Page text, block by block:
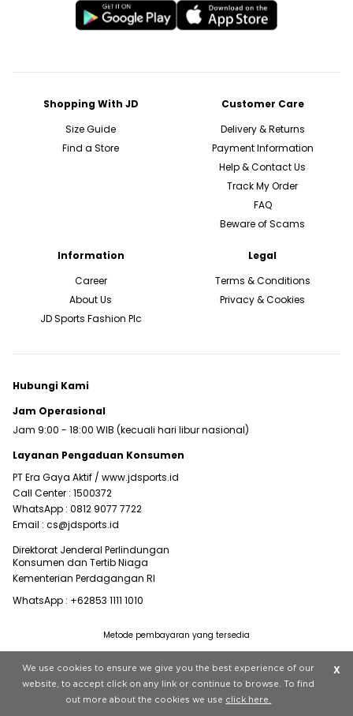
Shopping With JD
Size Guide
Find a Store
Customer Care
Delivery & Returns
Payment Information
Help & Contact Us
Track My Order
FAQ
Beware of Scams
Information
Career
About Us
JD Sports Fashion Plc
Legal
Terms & Conditions
Privacy & Cookies
Hubungi Kami
Jam Operasional
Jam 9:00 - 18:00 WIB (kecuali hari libur nasional)
Layanan Pengaduan Konsumen
PT Era Gaya Aktif / www.jdsports.id
Call Center : 1500372
WhatsApp : 0812 9077 7722
Email : cs@jdsports.id
Direktorat Jenderal Perlindungan
Konsumen dan Tertib Niaga
Kementerian Perdagangan RI
WhatsApp : +62853 1111 1010
Copyright © 2022 JD Sports All rights reserved.
Metode pembayaran yang tersedia
We use cookies to ensure we give you the best experience of our
website, to accept click on any link or continue to browse. To find
out more about the cookies we use click here.
X